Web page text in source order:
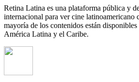
Retina Latina es una plataforma pública y
internacional para ver cine latinoamericano
mayoría de los contenidos están
América Latina y el Caribe.